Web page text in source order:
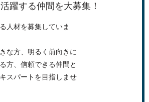
躍する仲間を大募集！
人材を募集していま
な方、明るく前向きに
方、信頼できる仲間と
スパートを目指しませ